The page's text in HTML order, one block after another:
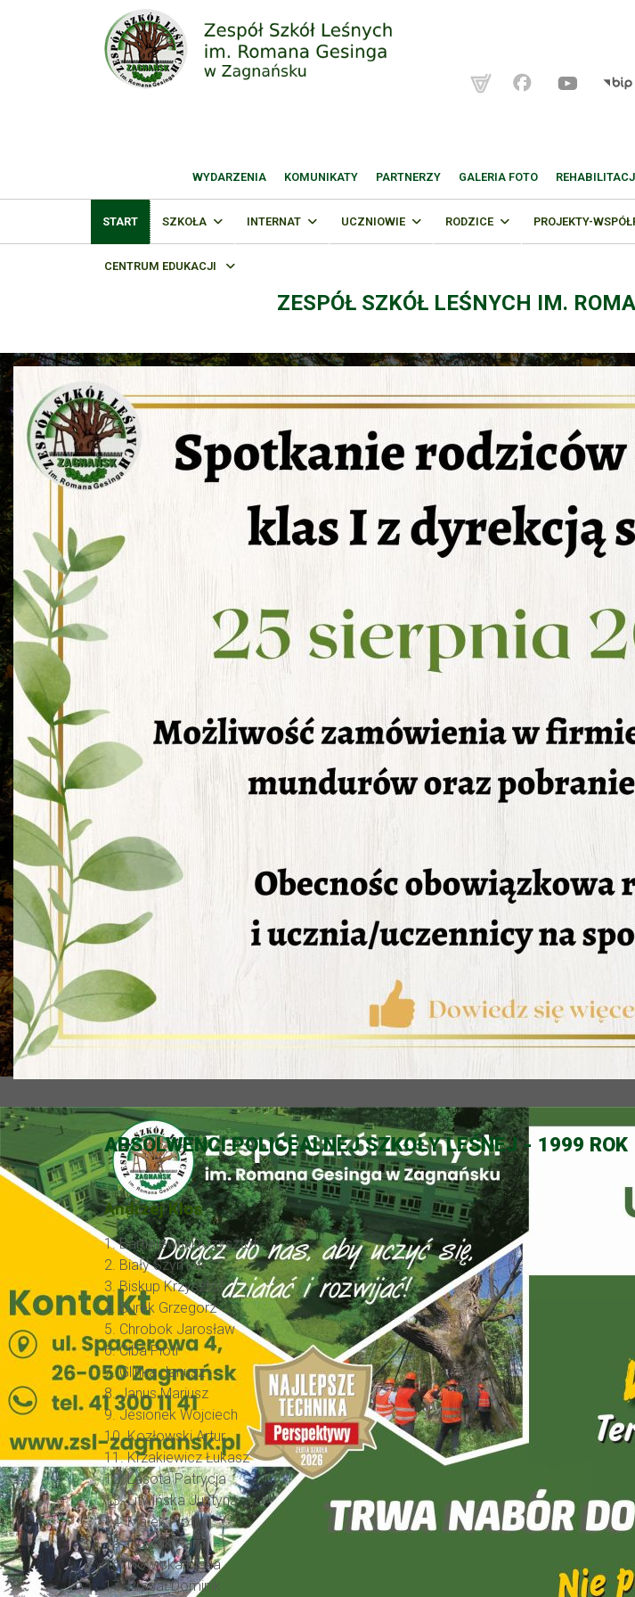
WYDARZENIA KOMUNIKATY PARTNERZY GALERIA FOTO
START SZKOŁA INTERNAT UCZNIOWIE RODZICE PROJEKTY-
CENTRUM EDUKACJI
ZESPÓŁ SZKÓŁ LEŚNYCH IM.
ABSOLWENCI POLICEALNEJ SZKOŁY LEŚNEJ - 1999 ROK
Andrzej Klos
1. Bartlejewski Krzysztof
2. Biały Szymon
3. Biskup Krzysztof
4. Burek Grzegorz
5. Chrobok Jarosław
6. Ciba Piotr
7. Glinka Janusz
8. Janus Mariusz
9. Jesionek Wojciech
10. Kozłowski Artur
11. Krzakiewicz Łukasz
12. Lasota Patrycja
13. Litwińska Justyna
14. Małek Piotr
15. Nowak Karol
16. Nowicka Maria
17. Prasał Dominik